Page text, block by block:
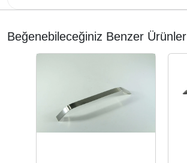
Beğenebileceğiniz Benzer Ürünler